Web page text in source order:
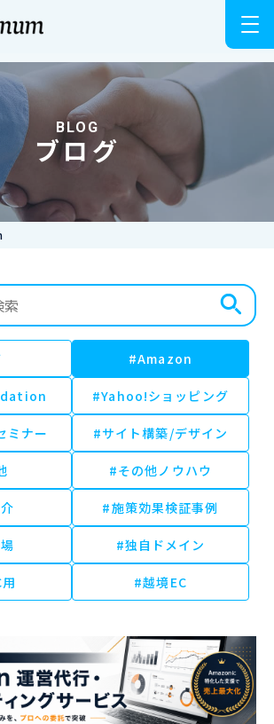
BLOG
ブログ
#Amazon
#Yahoo!ショッピング
ミナー #サイト構築/デザイン
#その他ノウハウ
#施策効果検証事例
#独自ドメイン
#越境EC